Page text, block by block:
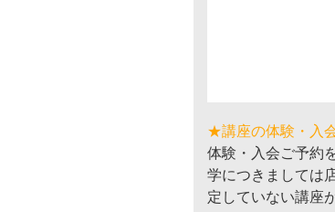
★講座の体験・入
体験・入会ご予約
学につきましては
定していない講座